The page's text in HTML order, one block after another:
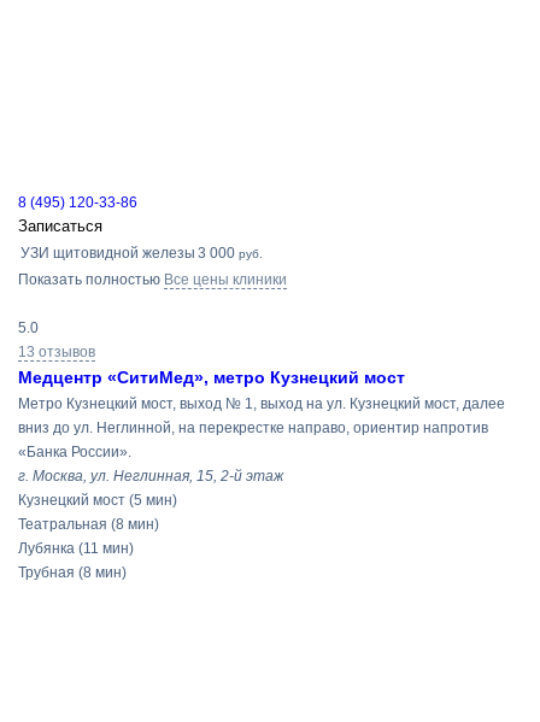
8 (495) 120-33-86
Записаться
УЗИ щитовидной железы 3 000 руб.
Показать полностью Все цены клиники
5.0
13 отзывов
Медцентр «СитиМед», метро Кузнецкий мост
Метро Кузнецкий мост, выход № 1, выход на ул. Кузнецкий мост, далее
вниз до ул. Неглинной, на перекрестке направо, ориентир напротив
«Банка России».
г. Москва, ул. Неглинная, 15, 2-й этаж
Кузнецкий мост (5 мин)
Театральная (8 мин)
Лубянка (11 мин)
Трубная (8 мин)